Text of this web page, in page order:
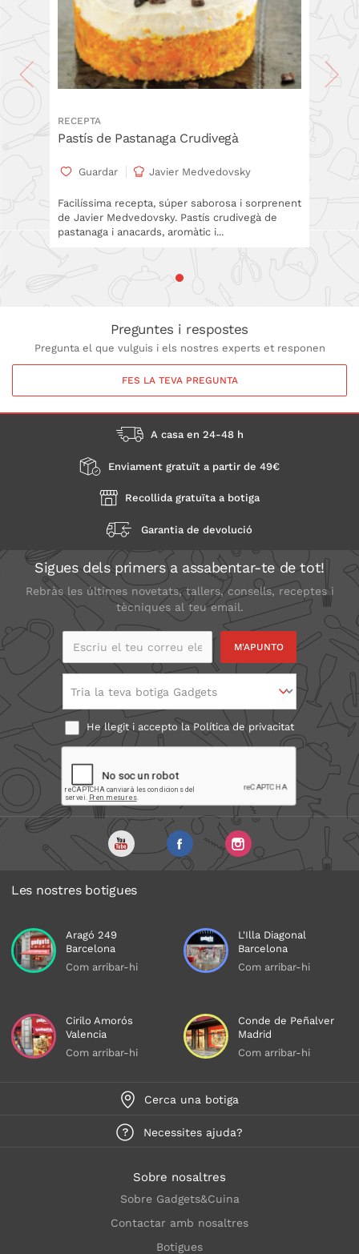
RECEPTA
Pastís de Pastanaga Crudivegà
Guardar Javier Medvedovsky
Facilíssima recepta, súper saborosa i sorprenent
de Javier Medvedovsky. Pastís crudivegà de
pastanaga i anacards, aromàtic i...
Preguntes i respostes
Pregunta el que vulguis i els nostres experts et responen
FES LA TEVA PREGUNTA
A casa en 24-48 h
Enviament gratuït a partir de 49€
Recollida gratuïta a botiga
Garantia de devolució
Sigues dels primers a assabentar-te de tot!
Rebràs les últimes novetats, tallers, consells, receptes i
tècniques al teu email.
Escriu el teu correu
Tria la teva botiga Gadgets
He llegit i accepto laPolítica de privacitat
Les nostres botigues
Aragó 249
Barcelona
Com arribar-hi
L'Illa Diagonal
Barcelona
Com arribar-hi
Cirilo Amorós
Valencia
Com arribar-hi
Conde de Peñalver
Madrid
Com arribar-hi
Cerca una botiga
Necessites ajuda?
Sobre nosaltres
Sobre Gadgets&Cuina
Contactar amb nosaltres
Botigues